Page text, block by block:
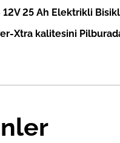
12V 25 Ah Elektrikli
Xtra kalitesini